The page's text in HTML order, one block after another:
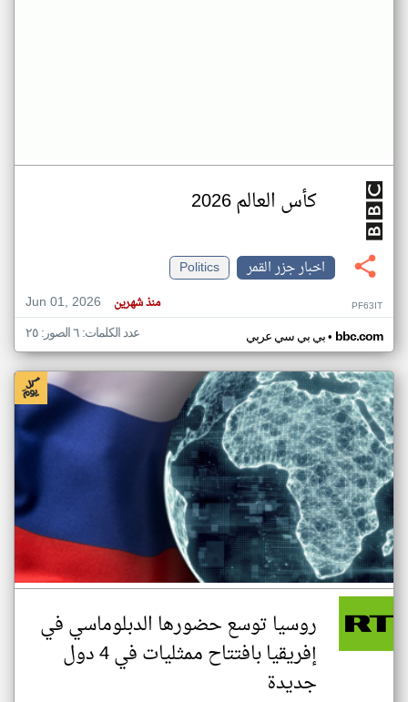
كأس العالم 2026
اخبار جزر القمر
Politics
Jun 01, 2026
منذ شهرين PF63IT
بي بي سي عربي• bbc.com عدد الكلمات: ٦ الصور: ٢٥
روسيا توسع حضورها الدبلوماسي في
إفريقيا بافتتاح ممثليات في 4 دول
جديدة